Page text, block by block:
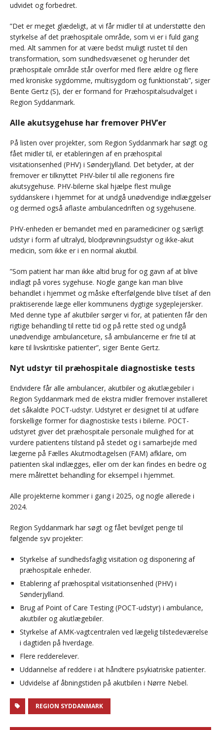
udvidet og forbedret.
”Det er meget glædeligt, at vi får midler til at understøtte den
styrkelse af det præhospitale område, som vi er i fuld gang
med. Alt sammen for at være bedst muligt rustet til den
transformation, som sundhedsvæsenet og herunder det
præhospitale område står overfor med flere ældre og flere
med kroniske sygdomme, multisygdom og funktionstab”, siger
Bente Gertz (S), der er formand for Præhospitalsudvalget i
Region Syddanmark.
Alle akutsygehuse har fremover PHV’er
På listen over projekter, som Region Syddanmark har søgt og
fået midler til, er etableringen af en præhospital
visitationsenhed (PHV) i Sønderjylland. Det betyder, at der
fremover er tilknyttet PHV-biler til alle regionens fire
akutsygehuse. PHV-bilerne skal hjælpe flest mulige
syddanskere i hjemmet for at undgå unødvendige indlæggelser
og dermed også aflaste ambulancedriften og sygehusene.
PHV-enheden er bemandet med en paramediciner og særligt
udstyr i form af ultralyd, blodprøvningsudstyr og ikke-akut
medicin, som ikke er i en normal akutbil.
”Som patient har man ikke altid brug for og gavn af at blive
indlagt på vores sygehuse. Nogle gange kan man blive
behandlet i hjemmet og måske efterfølgende blive tilset af den
praktiserende læge eller kommunens dygtige sygeplejersker.
Med denne type af akutbiler sørger vi for, at patienten får den
rigtige behandling til rette tid og på rette sted og undgå
unødvendige ambulanceture, så ambulancerne er frie til at
køre til livskritiske patienter”, siger Bente Gertz.
Nyt udstyr til præhospitale diagnostiske tests
Endvidere får alle ambulancer, akutbiler og akutlægebiler i
Region Syddanmark med de ekstra midler fremover installeret
det såkaldte POCT-udstyr. Udstyret er designet til at udføre
forskellige former for diagnostiske tests i bilerne. POCT-
udstyret giver det præhospitale personale mulighed for at
vurdere patientens tilstand på stedet og i samarbejde med
lægerne på Fælles Akutmodtagelsen (FAM) afklare, om
patienten skal indlægges, eller om der kan findes en bedre og
mere målrettet behandling for eksempel i hjemmet.
Alle projekterne kommer i gang i 2025, og nogle allerede i
2024.
Region Syddanmark har søgt og fået bevilget penge til
følgende syv projekter:
Styrkelse af sundhedsfaglig visitation og disponering af
præhospitale enheder.
Etablering af præhospital visitationsenhed (PHV) i
Sønderjylland.
Brug af Point of Care Testing (POCT-udstyr) i ambulance,
akutbiler og akutlægebiler.
Styrkelse af AMK-vagtcentralen ved lægelig tilstedeværelse
i dagtiden på hverdage.
Flere redderelever.
Uddannelse af reddere i at håndtere psykiatriske patienter.
Udvidelse af åbningstiden på akutbilen i Nørre Nebel.
REGION SYDDANMARK